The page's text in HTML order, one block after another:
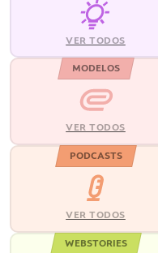
VER TODOS
MODELOS
VER TODOS
PODCASTS
VER TODOS
WEBSTORIES